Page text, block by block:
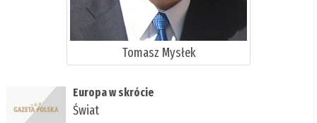
Tomasz Mysłek
Europa w skrócie
Świat